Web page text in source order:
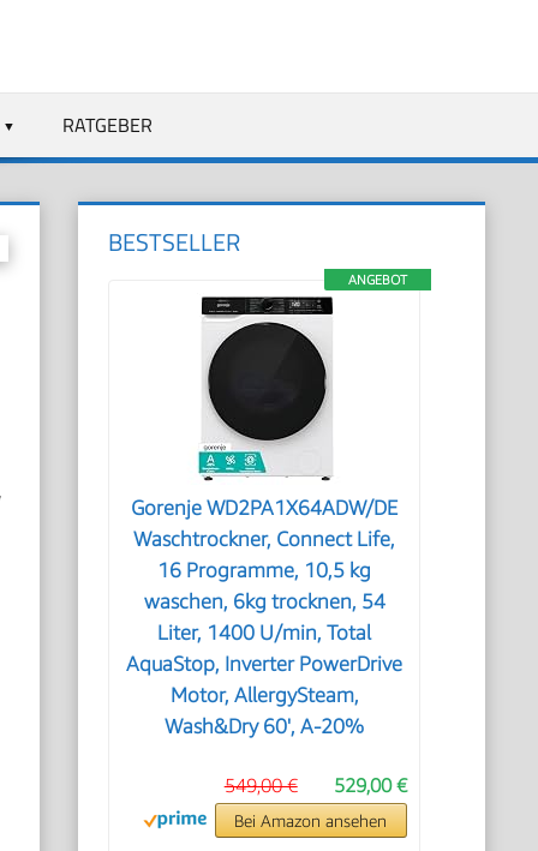
RATGEBER
BESTSELLER
ANGEBOT
Gorenje WD2PA1X64ADW/DE
Waschtrockner, Connect Life,
16 Programme, 10,5 kg
waschen, 6kg trocknen, 54
Liter, 1400 U/min, Total
AquaStop, Inverter PowerDrive
Motor, AllergySteam,
Wash&Dry 60', A-20%
529,00 €
549,00 €
Bei Amazon ansehen